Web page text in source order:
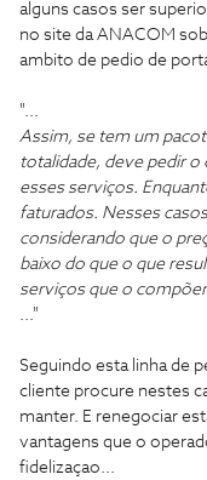
alguns casos ser
no site da ANACOM
ambito de pedio de
"...
Assim, se tem um
totalidade, deve pedir o
esses serviços.
faturados. Nesses
considerando que o
baixo do que o que
serviços que o
..."
Seguindo esta linha de
cliente procure nestes
manter. E renegociar
vantagens que o
fidelizaçao...